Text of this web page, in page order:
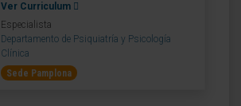
Ver Curriculum
Especialista
Departamento de Psiquiatría y Psicología
Clínica
Sede Pamplona